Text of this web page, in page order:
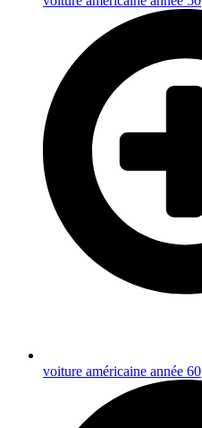
voiture américaine année 60